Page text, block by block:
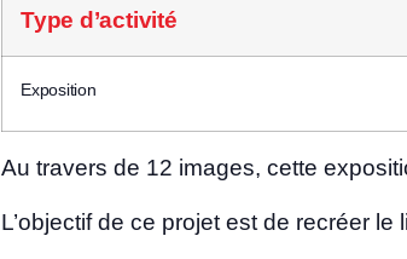
Type d’ac­ti­vi­té
Expo­si­tion
Au tra­vers de 12 images, cette
L’objectif de ce pro­jet est de recréer